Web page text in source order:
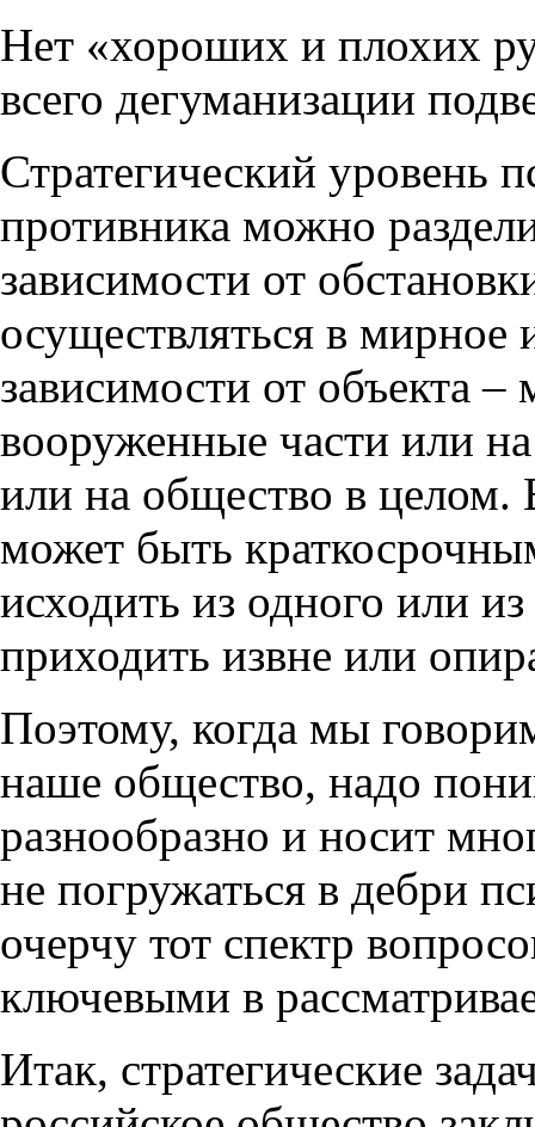
Нет «хороших и плохих
всего дегуманизации
Стратегический уровень
противника можно
зависимости от
осуществляться в мирное
зависимости от объекта
вооруженные части или
или на общество в целом.
может быть
исходить из одного или
приходить извне или
Поэтому, когда мы
наше общество, надо
разнообразно и носит
не погружаться в дебри
очерчу тот спектр
ключевыми в
Итак, стратегические